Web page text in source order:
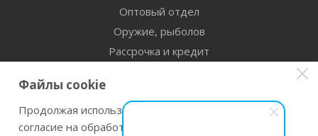
Оптовый отдел
Оружие, рыболов
Рассрочка и кредит
Помощь
Файлы cookie
Продолжая использовать наш сайт Вы даете
согласие на обработку файлов cookie и